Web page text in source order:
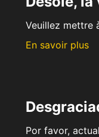
Veuillez mettre
En savoir plus
Por favor,